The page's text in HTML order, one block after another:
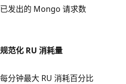
已发出的 Mongo 请求数
规范化 RU 消耗量
每分钟最大 RU 消耗百分比